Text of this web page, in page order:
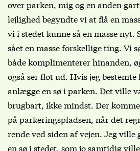
over parken, mig og en anden
lejlighed begyndte vi at flå en
vi i stedet kunne så en masse nyt.
sået en masse forskellige ting. Vi
både komplimenterer hinanden,
også ser flot ud. Hvis jeg
anlægge en sø i parken. Det ville
brugbart, ikke mindst. Der
på parkeringspladsen, når det
rende ved siden af vejen. Jeg ville
en sø i stedet, som jo samtidig